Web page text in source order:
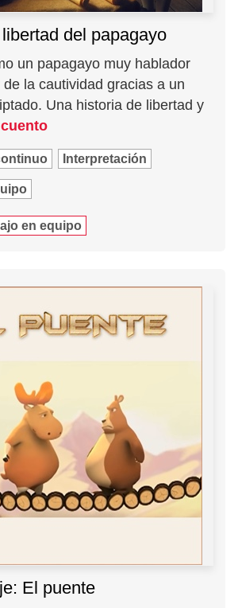
del papagayo
un papagayo muy hablador
la cautividad gracias a un
Una historia de libertad y
Interpretación
en equipo
El puente